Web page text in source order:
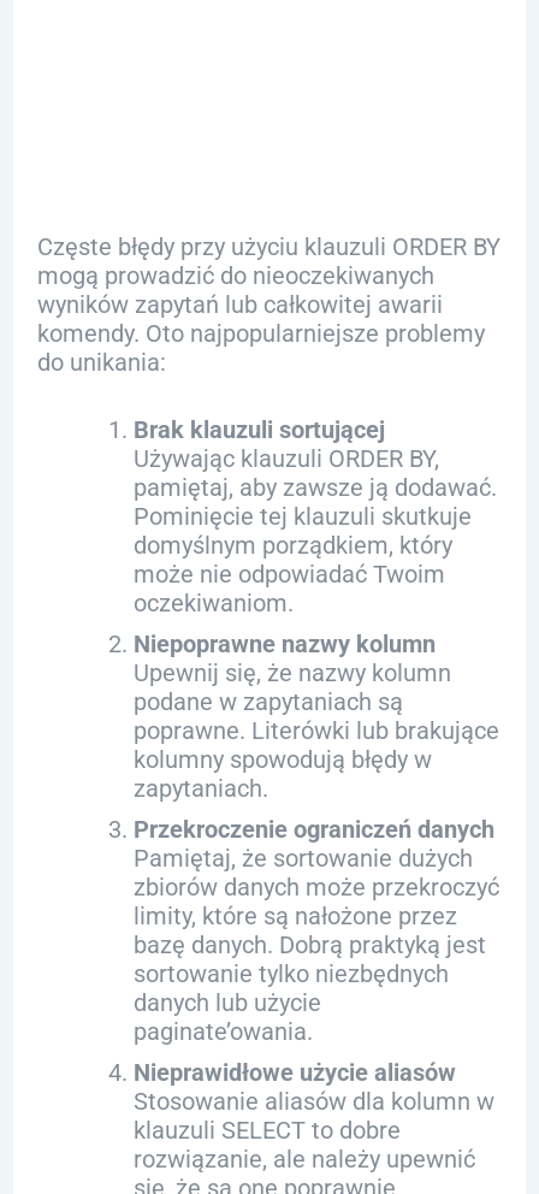
Częste błędy przy użyciu klauzuli ORDER BY
mogą prowadzić do nieoczekiwanych
wyników zapytań lub całkowitej awarii
komendy. Oto najpopularniejsze problemy
do unikania:
Brak klauzuli sortującej
Używając klauzuli ORDER BY,
pamiętaj, aby zawsze ją dodawać.
Pominięcie tej klauzuli skutkuje
domyślnym porządkiem, który
może nie odpowiadać Twoim
oczekiwaniom.
Niepoprawne nazwy kolumn
Upewnij się, że nazwy kolumn
podane w zapytaniach są
poprawne. Literówki lub brakujące
kolumny spowodują błędy w
zapytaniach.
Przekroczenie ograniczeń danych
Pamiętaj, że sortowanie dużych
zbiorów danych może przekroczyć
limity, które są nałożone przez
bazę danych. Dobrą praktyką jest
sortowanie tylko niezbędnych
danych lub użycie
paginate’owania.
Nieprawidłowe użycie aliasów
Stosowanie aliasów dla kolumn w
klauzuli SELECT to dobre
rozwiązanie, ale należy upewnić
się, że są one poprawnie